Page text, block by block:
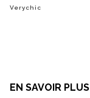
Verychic
EN SAVOIR PLUS